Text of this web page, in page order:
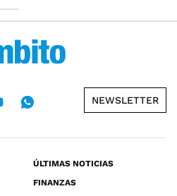
NEWSLETTER
ÚLTIMAS NOTICIAS
FINANZAS